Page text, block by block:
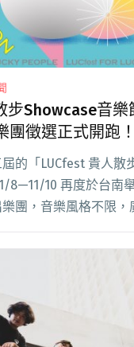
步Showcase音樂
樂團徵選正式開跑！
的「LUCfest 貴人散
8—11/10 再度於台南
團，音樂風格不限，
徵選，官網報名自即
止。 貴人散步音樂節
散步Showcase音樂節